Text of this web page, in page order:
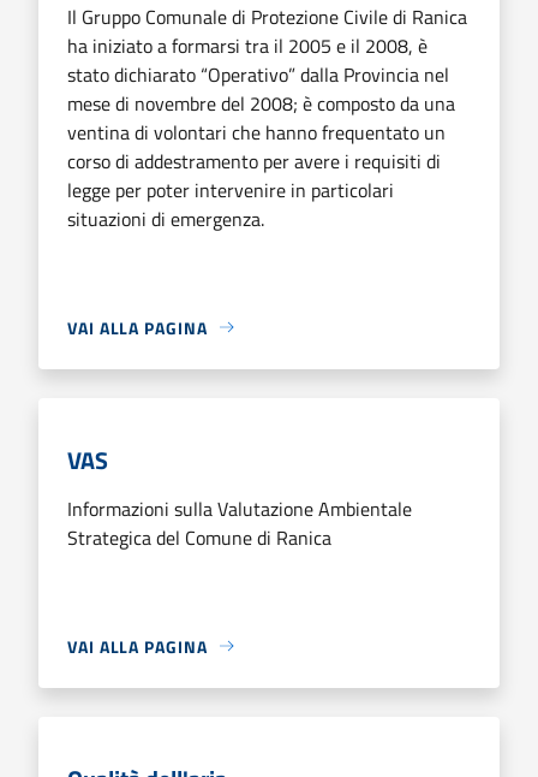
Il Gruppo Comunale di Protezione Civile di Ranica
ha iniziato a formarsi tra il 2005 e il 2008, è
stato dichiarato “Operativo” dalla Provincia nel
mese di novembre del 2008; è composto da una
ventina di volontari che hanno frequentato un
corso di addestramento per avere i requisiti di
legge per poter intervenire in particolari
situazioni di emergenza.
VAI ALLA PAGINA
VAS
Informazioni sulla Valutazione Ambientale
Strategica del Comune di Ranica
VAI ALLA PAGINA